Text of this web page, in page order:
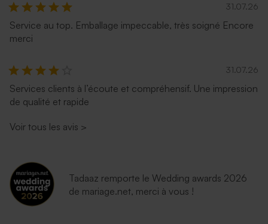
31.07.26
Service au top. Emballage impeccable, très soigné Encore
merci
31.07.26
Services clients à l’écoute et compréhensif. Une impression
de qualité et rapide
Voir tous les avis >
Tadaaz remporte le Wedding awards 2026
de mariage.net, merci à vous !